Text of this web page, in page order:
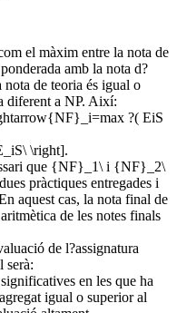
el màxim entre la nota de
amb la nota d?
nota de teoria és igual o
diferent a NP. Així:
?( EiS
\right].
que {NF}_1\ i {NF}_2\
pràctiques entregades i
aquest cas, la nota final de
de les notes finals
de l?assignatura
serà:
en les que ha
igual o superior al